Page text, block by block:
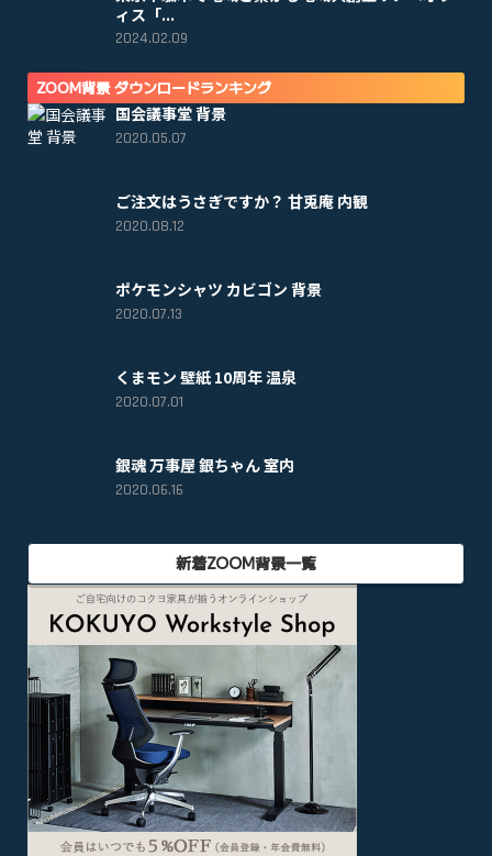
ィス「...
2024.02.09
ZOOM背景 ダウンロードランキング
国会議事堂 背景
2020.05.07
ご注文はうさぎですか？ 甘兎庵 内観
2020.08.12
ポケモンシャツ カビゴン 背景
2020.07.13
くまモン 壁紙 10周年 温泉
2020.07.01
銀魂 万事屋 銀ちゃん 室内
2020.06.16
新着ZOOM背景一覧